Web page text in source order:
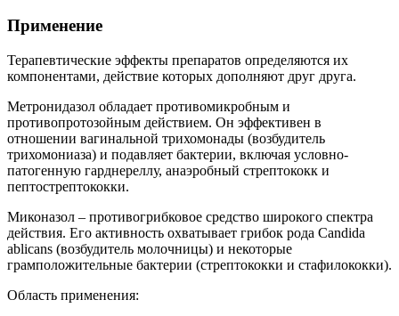
Применение
Терапевтические эффекты препаратов определяются их
компонентами, действие которых дополняют друг друга.
Метронидазол обладает противомикробным и
противопротозойным действием. Он эффективен в
отношении вагинальной трихомонады (возбудитель
трихомониаза) и подавляет бактерии, включая условно-
патогенную гарднереллу, анаэробный стрептококк и
пептострептококки.
Миконазол – противогрибковое средство широкого спектра
действия. Его активность охватывает грибок рода Candida
ablicans (возбудитель молочницы) и некоторые
грамположительные бактерии (стрептококки и стафилококки).
Область применения: